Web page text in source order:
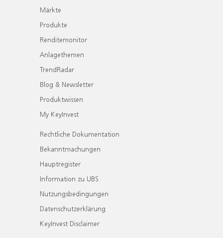
Märkte
Produkte
Renditemonitor
Anlagethemen
TrendRadar
Blog & Newsletter
Produktwissen
My KeyInvest
Rechtliche Dokumentation
Bekanntmachungen
Hauptregister
Information zu UBS
Nutzungsbedingungen
Datenschutzerklärung
KeyInvest Disclaimer